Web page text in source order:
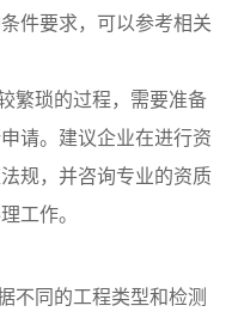
件要求，可以参考相关
繁琐的过程，需要准备
请。建议企业在进行资
规，并咨询专业的资质
工作。
不同的工程类型和检测